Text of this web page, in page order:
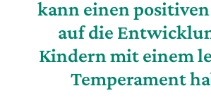
kann einen
auf die
Kindern mit einem
Temperament